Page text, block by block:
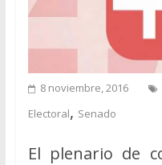
8 noviembre, 2016
Electoral, Senado
El plenario de